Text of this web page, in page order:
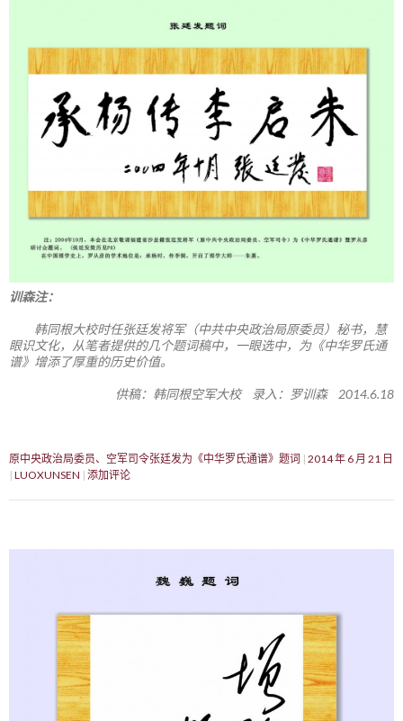
训森注：
韩同根大校时任张廷发将军（中共中央政治局原委员）秘书，慧
眼识文化，从笔者提供的几个题词稿中，一眼选中，为《中华罗氏通
谱》增添了厚重的历史价值。
供稿：韩同根空军大校 录入：罗训森 2014.6.18
原中央政治局委员、空军司令张廷发为《中华罗氏通谱》题词 2014 年 6 月 21 日
LUOXUNSEN 添加评论